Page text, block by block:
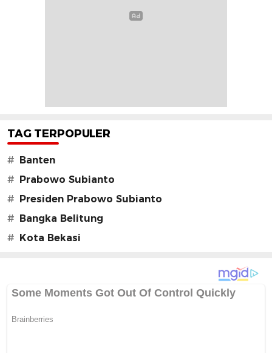
TAG TERPOPULER
#
Banten
#
Prabowo Subianto
#
Presiden Prabowo Subianto
#
Bangka Belitung
#
Kota Bekasi